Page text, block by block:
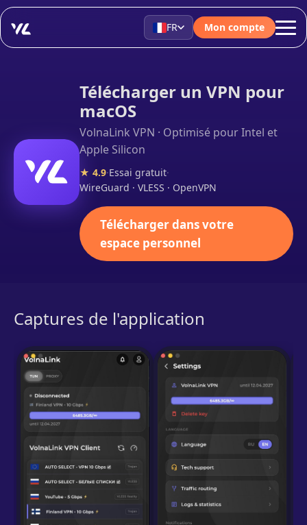
FR Mon compte
Télécharger un VPN pour
macOS
VolnaLink VPN · Optimisé pour Intel et
Apple Silicon
★ 4.9·Essai gratuit·
WireGuard · VLESS · OpenVPN
Télécharger dans votre
espace personnel
Captures de l'application